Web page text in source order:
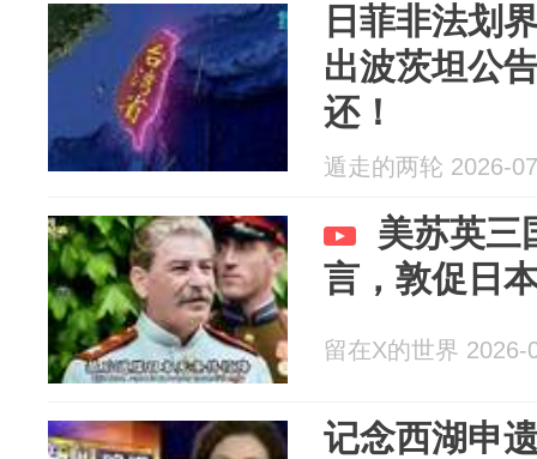
日菲非法划
出波茨坦公
还！
遁走的两轮 2026-
美苏英三
言，敦促日
留在X的世界 2026-
记念西湖申